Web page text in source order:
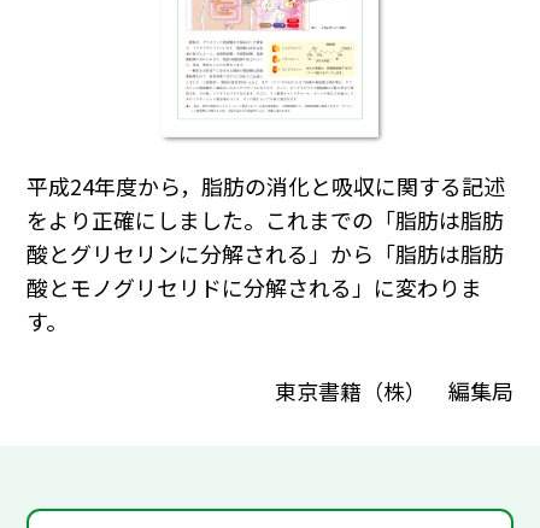
平成24年度から，脂肪の消化と吸収に関する記述
をより正確にしました。これまでの「脂肪は脂肪
酸とグリセリンに分解される」から「脂肪は脂肪
酸とモノグリセリドに分解される」に変わりま
す。
東京書籍（株） 編集局